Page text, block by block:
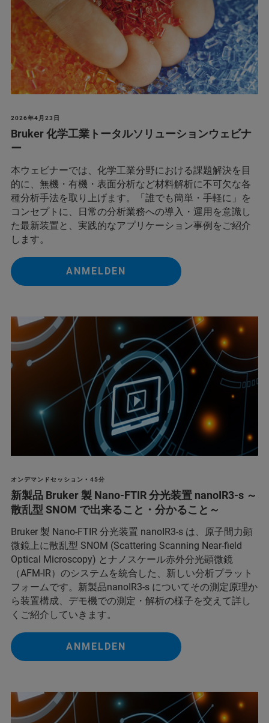
2026年4月23日
Bruker 化学工業トータルソリューションウェビナ
ー
本ウェビナーでは、化学工業分野における課題解決を目
的に、無機・有機・表面分析など材料解析に不可欠な各
種分析手法を取り上げます。「誰でも簡単・手軽に」を
コンセプトに、日常の分析業務への導入・運用を意識し
た最新装置と、実践的なアプリケーション事例をご紹介
します。
ANMELDEN
オンデマンドセッション • 45分
新製品 Bruker 製 Nano-FTIR 分光装置 nanoIR3-s ～
散乱型 SNOM で出来ること・分かること～
Bruker 製 Nano-FTIR 分光装置 nanoIR3-s は、原子間力顕
微鏡上に散乱型 SNOM (Scattering Scanning Near-field
Optical Microscopy) とナノスケール赤外分光顕微鏡
（AFM-IR）のシステムを統合した、新しい分析プラット
フォームです。新製品nanoIR3-s についてその測定原理か
ら装置構成、デモ機での測定・解析の様子を交えて詳し
くご紹介していきます。
ANMELDEN